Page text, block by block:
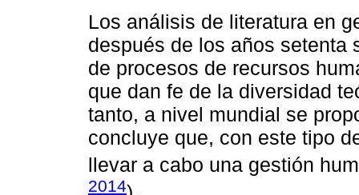
Los análisis de literatura en
después de los años setenta
de procesos de recursos
que dan fe de la diversidad
tanto, a nivel mundial se
concluye que, con este tipo
llevar a cabo una gestión
2014